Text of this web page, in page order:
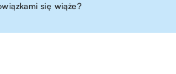
się wiąże?